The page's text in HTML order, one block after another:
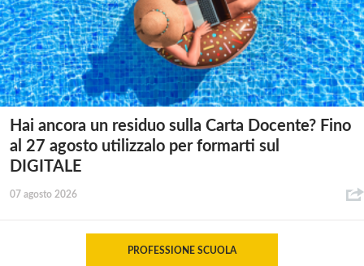
Hai ancora un residuo sulla Carta Docente? Fino
al 27 agosto utilizzalo per formarti sul
DIGITALE
07 agosto 2026
PROFESSIONE SCUOLA